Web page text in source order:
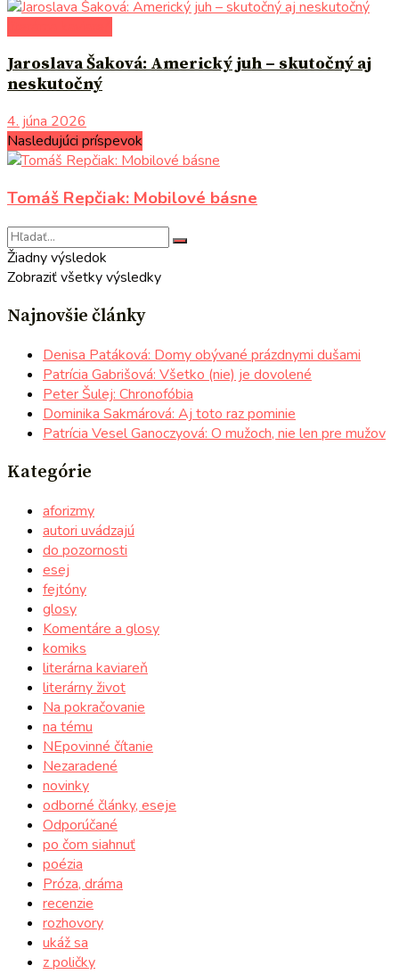
Jaroslava Šaková: Americký juh – skutočný aj
neskutočný
4. júna 2026
Nasledujúci príspevok
Tomáš Repčiak: Mobilové básne
Žiadny výsledok
Zobraziť všetky výsledky
Najnovšie články
Denisa Patáková: Domy obývané prázdnymi dušami
Patrícia Gabrišová: Všetko (nie) je dovolené
Peter Šulej: Chronofóbia
Dominika Sakmárová: Aj toto raz pominie
Patrícia Vesel Ganoczyová: O mužoch, nie len pre mužov
Kategórie
aforizmy
autori uvádzajú
do pozornosti
esej
fejtóny
glosy
Komentáre a glosy
komiks
literárna kaviareň
literárny život
Na pokračovanie
na tému
NEpovinné čítanie
Nezaradené
novinky
odborné články, eseje
Odporúčané
po čom siahnuť
poézia
Próza, dráma
recenzie
rozhovory
ukáž sa
z poličky